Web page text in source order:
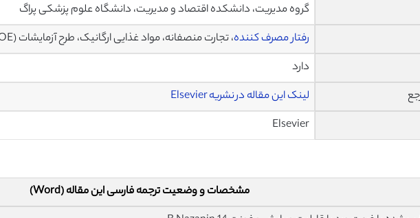
گروه مدیریت، دانشکده اقتصاد و مدیریت، دانشگاه علوم پزشكی پراگ
رفتار مصرف کننده، تجارت منصفانه، مواد غذایی ارگانیک، طرح آزمایشات (DOE)
دارد
لینک این مقاله در نشریه Elsevier
Elsevier
مشخصات و وضعیت ترجمه فارسی این مقاله (Word)